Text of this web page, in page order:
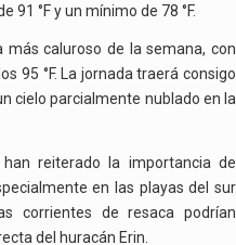
°F y un mínimo de 78 °F.
más caluroso de la semana, con
95 °F. La jornada traerá consigo
cielo parcialmente nublado en la
han reiterado la importancia de
en las playas del sur
corrientes de resaca podrían
del huracán Erin.